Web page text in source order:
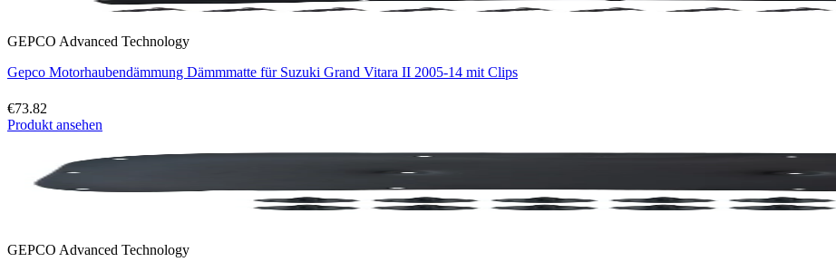
GEPCO Advanced Technology
Gepco Motorhaubendämmung Dämmmatte für Suzuki Grand Vitara II 2005-14 mit Clips
€73.82
Produkt ansehen
GEPCO Advanced Technology